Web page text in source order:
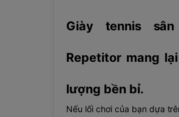
Giày tennis
Repetitor mang
lượng bền bỉ.
Nếu lối chơi của bạn dựa